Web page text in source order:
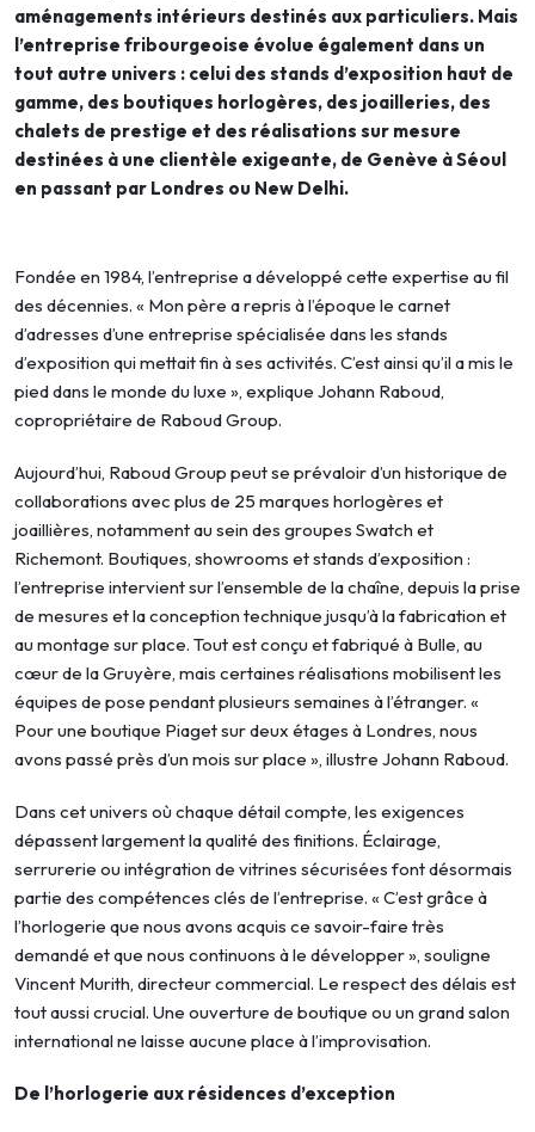
aménagements intérieurs destinés aux particuliers. Mais
l’entreprise fribourgeoise évolue également dans un
tout autre univers : celui des stands d’exposition haut de
gamme, des boutiques horlogères, des joailleries, des
chalets de prestige et des réalisations sur mesure
destinées à une clientèle exigeante, de Genève à Séoul
en passant par Londres ou New Delhi.
Fondée en 1984, l’entreprise a développé cette expertise au fil
des décennies. « Mon père a repris à l’époque le carnet
d’adresses d’une entreprise spécialisée dans les stands
d’exposition qui mettait fin à ses activités. C’est ainsi qu’il a mis le
pied dans le monde du luxe », explique Johann Raboud,
copropriétaire de Raboud Group.
Aujourd’hui, Raboud Group peut se prévaloir d’un historique de
collaborations avec plus de 25 marques horlogères et
joaillières, notamment au sein des groupes Swatch et
Richemont. Boutiques, showrooms et stands d’exposition :
l’entreprise intervient sur l’ensemble de la chaîne, depuis la prise
de mesures et la conception technique jusqu’à la fabrication et
au montage sur place. Tout est conçu et fabriqué à Bulle, au
cœur de la Gruyère, mais certaines réalisations mobilisent les
équipes de pose pendant plusieurs semaines à l’étranger. «
Pour une boutique Piaget sur deux étages à Londres, nous
avons passé près d’un mois sur place », illustre Johann Raboud.
Dans cet univers où chaque détail compte, les exigences
dépassent largement la qualité des finitions. Éclairage,
serrurerie ou intégration de vitrines sécurisées font désormais
partie des compétences clés de l’entreprise. « C’est grâce à
l’horlogerie que nous avons acquis ce savoir-faire très
demandé et que nous continuons à le développer », souligne
Vincent Murith, directeur commercial. Le respect des délais est
tout aussi crucial. Une ouverture de boutique ou un grand salon
international ne laisse aucune place à l’improvisation.
De l’horlogerie aux résidences d’exception